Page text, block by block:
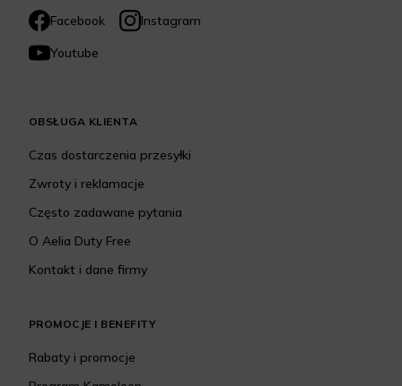
Facebook
Instagram
Youtube
OBSŁUGA KLIENTA
Czas dostarczenia przesyłki
Zwroty i reklamacje
Często zadawane pytania
O Aelia Duty Free
Kontakt i dane firmy
PROMOCJE I BENEFITY
Rabaty i promocje